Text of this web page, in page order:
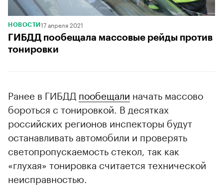
НОВОСТИ 17 апреля 2021
ГИБДД пообещала массовые рейды против
тонировки
Ранее в ГИБДД пообещали начать массово
бороться с тонировкой. В десятках
российских регионов инспекторы будут
останавливать автомобили и проверять
светопропускаемость стекол, так как
«глухая» тонировка считается технической
неисправностью.